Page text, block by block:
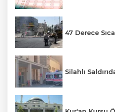
47 Derece
Silahlı